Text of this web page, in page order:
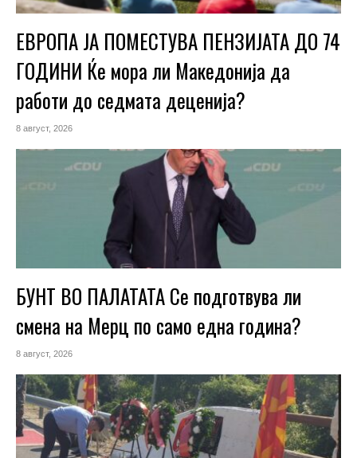
ЕВРОПА ЈА ПОМЕСТУВА ПЕНЗИЈАТА ДО 74
ГОДИНИ Ќе мора ли Македонија да
работи до седмата деценија?
8 август, 2026
БУНТ ВО ПАЛАТАТА Се подготвува ли
смена на Мерц по само една година?
8 август, 2026